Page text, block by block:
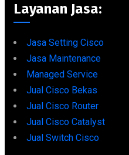
Layanan Jasa:
Jasa Setting Cisco
Jasa Maintenance
Managed Service
Jual Cisco Bekas
Jual Cisco Router
Jual Cisco Catalyst
Jual Switch Cisco